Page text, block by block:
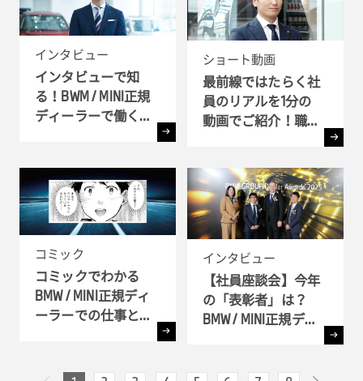
インタビュー
インタビューで知
る！BWM / MINI正規
ディーラーで働く理
ショート動画
最前線ではたらく社
員のリアルを1分の
動画でご紹介！職種
コミック
コミックでわかる
BMW / MINI正規ディ
ーラーでの仕事とキ
インタビュー
【社員座談会】今年
の「表彰者」は？
BMW / MINI正規ディ
) へ潜入